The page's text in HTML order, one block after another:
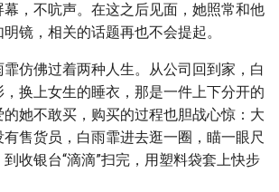
，不吭声。在这之后见面，她照常和他
镜，相关的话题再也不会提起。
仿佛过着两种人生。从公司回到家，白
换上女生的睡衣，那是一件上下分开的
她不敢买，购买的过程也胆战心惊：大
售货员，白雨霏进去逛一圈，瞄一眼尺
收银台“滴滴”扫完，用塑料袋套上快步